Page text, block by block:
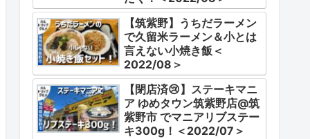
【筑紫野】うちだラーメン
で久留米ラーメン＆小とは
言えない小焼き飯＜
2022/08＞
【閉店済😢】ステーキマニ
ア ゆめタウン筑紫野店@筑
紫野市 でマニアリブステー
キ300g！＜2022/07＞